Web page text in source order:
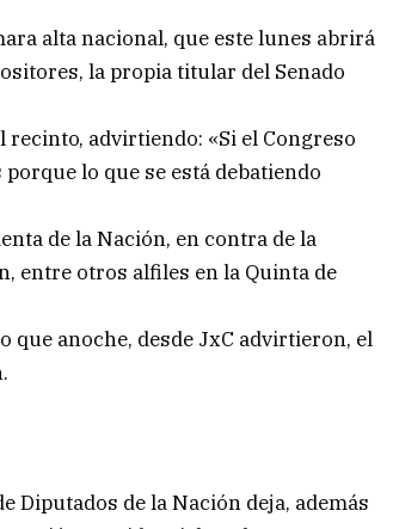
alta nacional, que este lunes abrirá
la propia titular del Senado
advirtiendo: «Si el Congreso
lo que se está debatiendo
de la Nación, en contra de la
entre otros alfiles en la Quinta de
anoche, desde JxC advirtieron, el
Diputados de la Nación deja, además